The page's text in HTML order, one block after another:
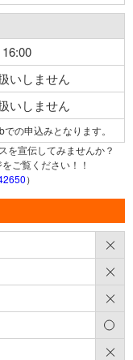
いしません
いしません
の申込みとなります。
を宣伝してみませんか？
ご覧ください！！
）